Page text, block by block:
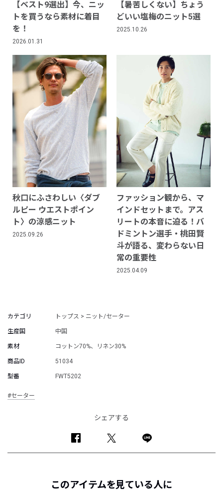
【ベスト9選出】今、ニッ
トを買うなら素材に着目
を！
2026.01.31
【暑苦しくない】ちょう
どいい塩梅のニット5選
2025.10.26
秋口にふさわしい〈ダブ
ルピー ウエストポイン
ト〉の涼感ニット
2025.09.26
ファッション観から、マ
インドセットまで。アス
リートの本音に迫る！バ
ドミントン選手・桃田賢
斗が語る、変わらない日
常の重要性
2025.04.09
カテゴリ トップス > ニット/セーター
生産国 中国
素材 コットン70%、リネン30%
商品ID 51034
型番 FWT5202
#セーター
シェアする
このアイテムを見ている人に